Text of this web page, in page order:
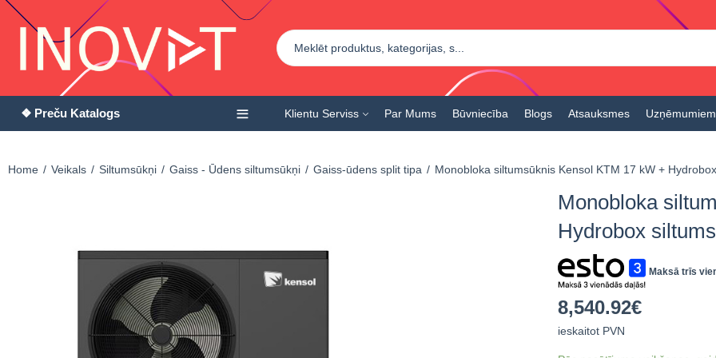
❖ Preču Katalogs Klientu Serviss Par Mums Būvniecība Blogs Atsauksmes Uzņēmumiem
Home Veikals Siltumsūkņi Gaiss - Ūdens siltumsūkņi Gaiss-ūdens split tipa Monobloka siltumsūknis Kensol KTM 17 kW +
Monobloka
Hydrobox
Maksā trīs
8,540.92€
ieskaitot PVN